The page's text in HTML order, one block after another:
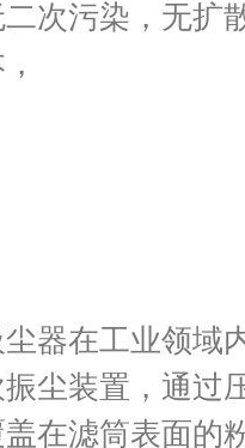
次污染，无扩
器在工业领域
尘装置，通过
在滤筒表面的